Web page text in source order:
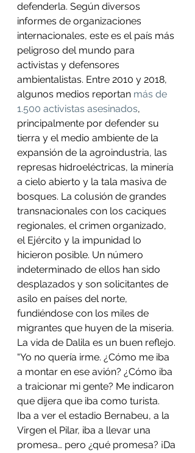
defenderla. Según diversos
informes de organizaciones
internacionales, este es el país más
peligroso del mundo para
activistas y defensores
ambientalistas. Entre 2010 y 2018,
algunos medios reportan más de
1.500 activistas asesinados,
principalmente por defender su
tierra y el medio ambiente de la
expansión de la agroindustria, las
represas hidroeléctricas, la minería
a cielo abierto y la tala masiva de
bosques. La colusión de grandes
transnacionales con los caciques
regionales, el crimen organizado,
el Ejército y la impunidad lo
hicieron posible. Un número
indeterminado de ellos han sido
desplazados y son solicitantes de
asilo en países del norte,
fundiéndose con los miles de
migrantes que huyen de la miseria.
La vida de Dalila es un buen reflejo.
“Yo no quería irme. ¿Cómo me iba
a montar en ese avión? ¿Cómo iba
a traicionar mi gente? Me indicaron
que dijera que iba como turista.
Iba a ver el estadio Bernabeu, a la
Virgen el Pilar, iba a llevar una
promesa… pero ¿qué promesa? ¡Da